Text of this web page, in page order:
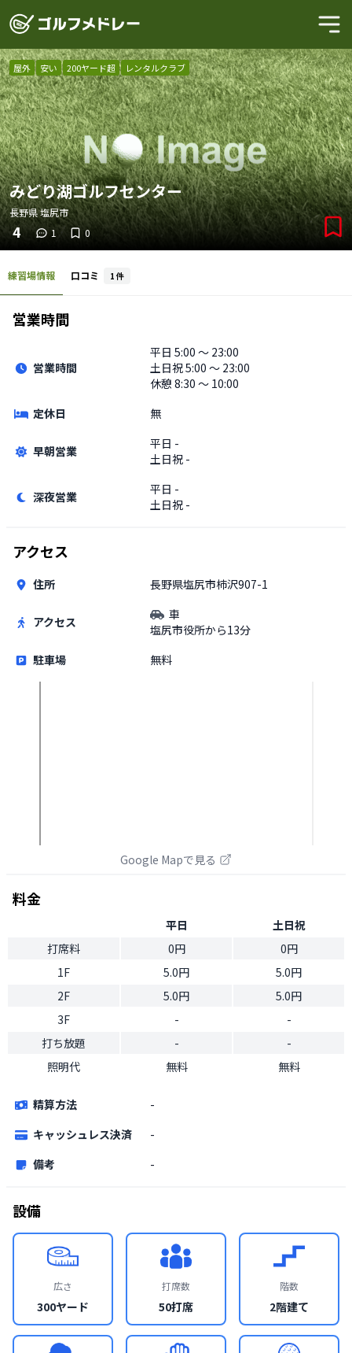
屋外 安い 200ヤード超 レンタルクラブ
みどり湖ゴルフセンター
長野県塩尻市
4 1 0
練習場情報 口コミ 1 件
営業時間
営業時間
平日 5:00 〜 23:00
土日祝5:00 〜 23:00
休憩 8:30 〜 10:00
定休日
無
早朝営業 平日 -
土日祝 -
深夜営業 平日 -
土日祝 -
アクセス
住所 長野県塩尻市柿沢907-1
アクセス
車
塩尻市役所から13分
駐車場
無料
Google Mapで見る
料金
平日
土日祝
打席料
0円
0円
1F
5.0円
5.0円
2F
5.0円
5.0円
3F
-
-
打ち放題
-
-
照明代
無料 無料
精算方法
-
キャッシュレス決済
-
備考
-
設備
広さ
300ヤード
打席数
50打席
階数
2階建て